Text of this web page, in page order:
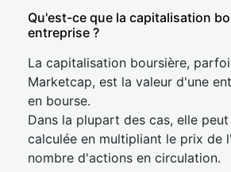
Qu'est-ce que la capitalisation
entreprise ?
La capitalisation boursière,
Marketcap, est la valeur d'une
en bourse.
Dans la plupart des cas, elle
calculée en multipliant le prix de
nombre d'actions en circulation.